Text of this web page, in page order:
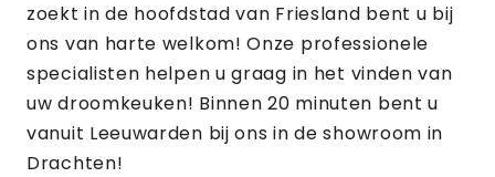
zoekt in de hoofdstad van Friesland bent u bij
ons van harte welkom! Onze professionele
specialisten helpen u graag in het vinden van
uw droomkeuken! Binnen 20 minuten bent u
vanuit Leeuwarden bij ons in de showroom in
Drachten!